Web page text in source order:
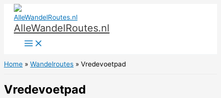
naar
inhoud
AlleWandelRoutes.nl
Home Wandelroutes Vredevoetpad
Vredevoetpad